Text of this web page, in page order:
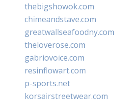
thebigshowok.com
chimeandstave.com
greatwallseafoodny.com
theloverose.com
gabriovoice.com
resinflowart.com
p-sports.net
korsairstreetwear.com